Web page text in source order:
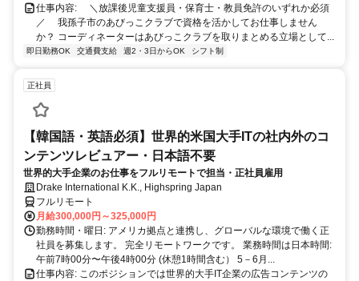
仕事内容: ⠀ ＼放課後児童支援員・保育士・教員免許のいずれか必須
／ ⠀ 我孫子市のあびっこクラブで資格を活かしてお仕事しません
か？ コーディネーターはあびっこクラブを取りまとめる立場として...
即日勤務OK 交通費支給 週2・3日からOK シフト制
正社員
【韓国語・英語必須】世界的米国大手ITの社内外のコ
ンテンツレビュアー・日本語不要
世界的大手企業のお仕事をフルリモートで担当・正社員雇用
Drake International K.K., Highspring Japan
フルリモート
月給300,000円～325,000円
勤務時間・曜日: アメリカ拠点と連携し、グローバルな環境で働く正
社員を募集します。 完全リモートワークです。 業務時間は日本時間:
午前7時00分〜午後4時00分 (休憩1時間含む） 5－6月...
仕事内容: このポジションでは世界的大手IT企業の広告コンテンツの